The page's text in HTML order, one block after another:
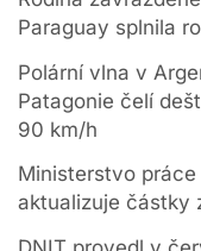
Paraguay splnila
Polární vlna v
Patagonie čelí
90 km/h
Ministerstvo
aktualizuje částky